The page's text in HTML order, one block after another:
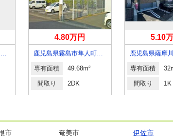
鹿児島県鹿児島市荒田１丁目
4.80万円
鹿児島県霧島市隼人町松永１
専有面積 49.68m²
間取り 2DK
5.10
専有面積
間取り 1K
市 奄美市
伊佐市